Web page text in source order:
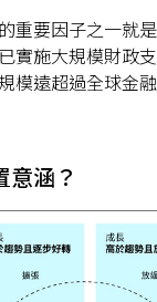
重要因子之一就
實施大規模財政
模遠超過全球金
意涵？